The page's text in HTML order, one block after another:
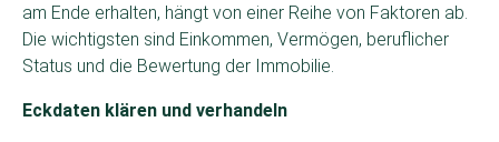
am Ende erhalten, hängt von einer Reihe von Faktoren ab.
Die wichtigsten sind Einkommen, Vermögen, beruflicher
Status und die Bewertung der Immobilie.
Eckdaten klären und verhandeln